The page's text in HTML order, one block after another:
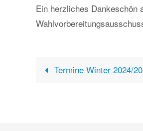
Ein herzliches Dankeschön
Termine Winter 2024/